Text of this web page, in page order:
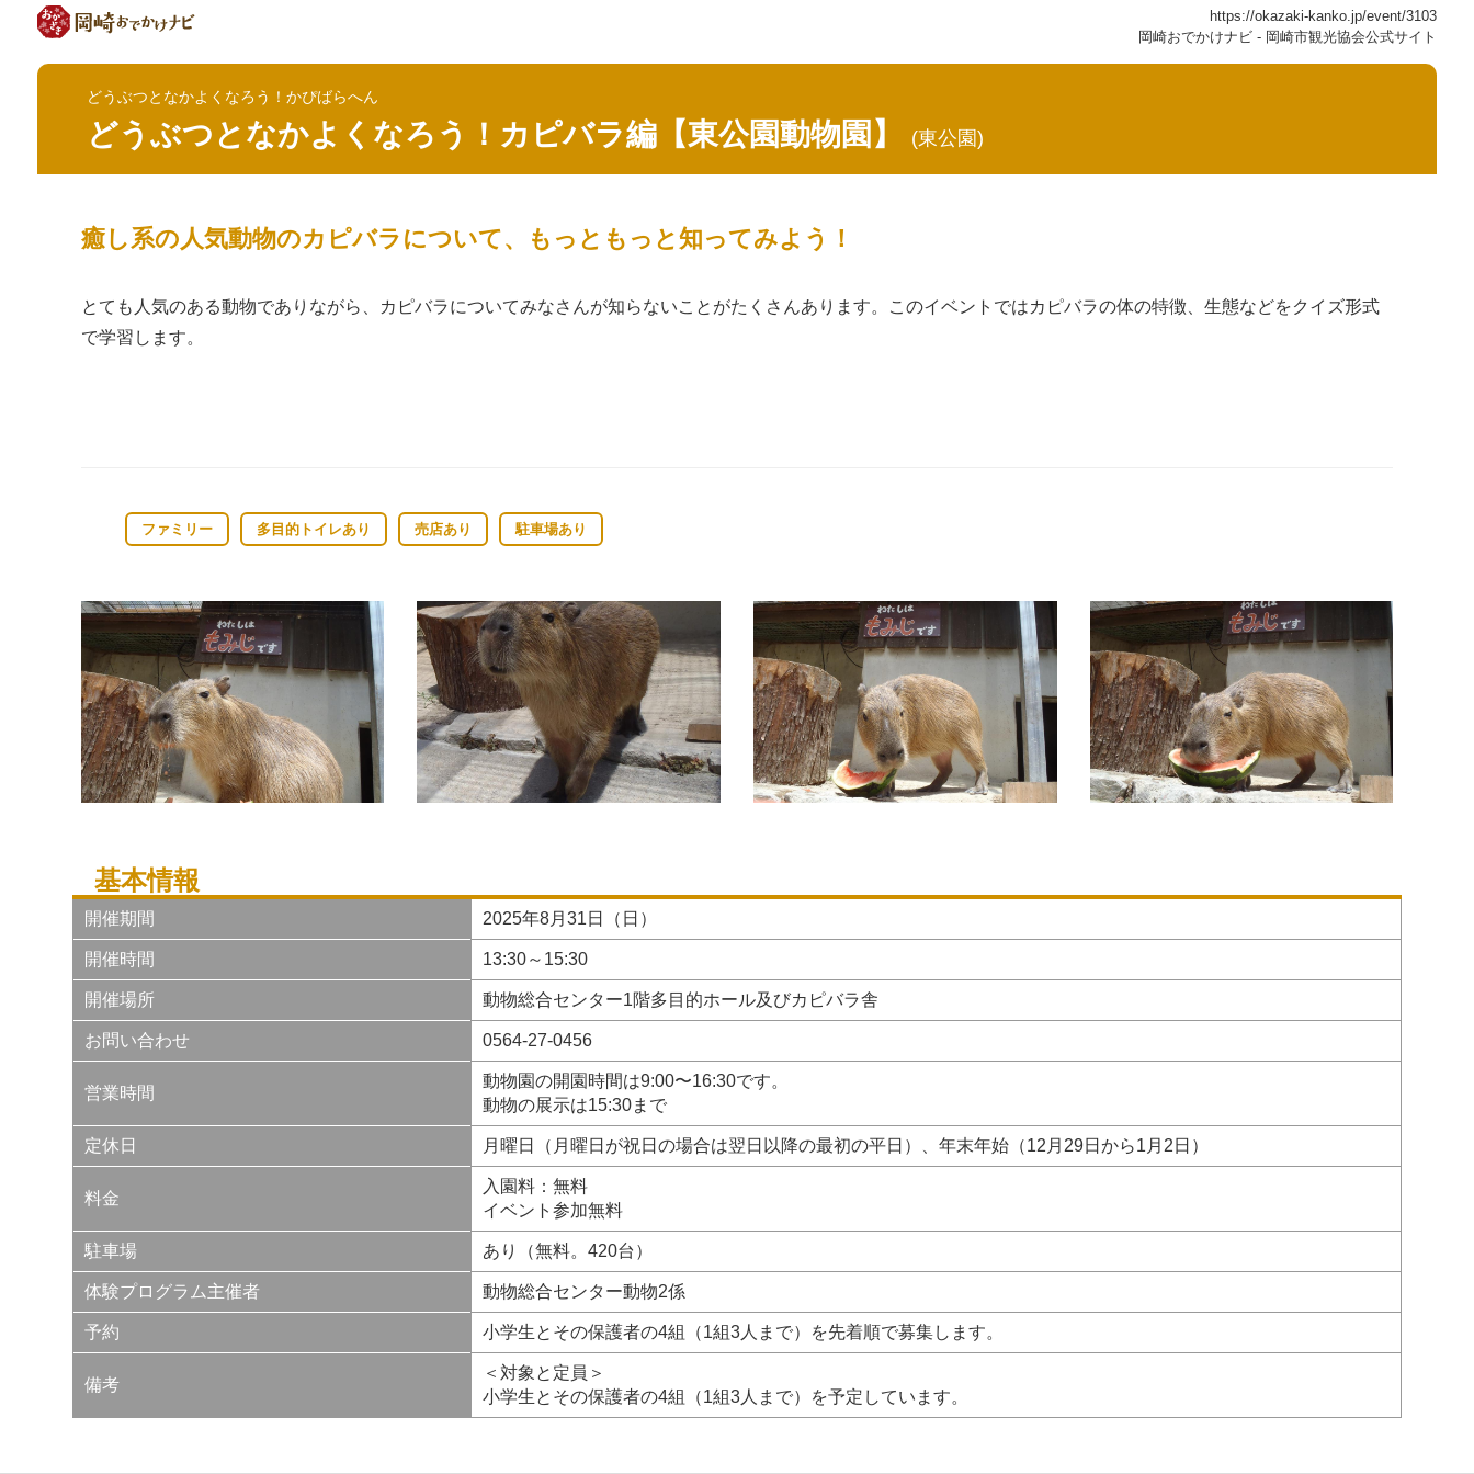
https://okazaki-kanko.jp/event/3103
岡崎おでかけナビ - 岡崎市観光協会公式サイト
どうぶつとなかよくなろう！かぴばらへん
どうぶつとなかよくなろう！カピバラ編【東公園動物園】 (東公園)
癒し系の人気動物のカピバラについて、もっともっと知ってみよう！
とても人気のある動物でありながら、カピバラについてみなさんが知らないことがたくさんあります。このイベントではカピバラの体の特徴、生態などをクイズ形式
で学習します。
ファミリー 多目的トイレあり 売店あり 駐車場あり
基本情報
開催期間 2025年8月31日（日）
開催時間 13:30～15:30
開催場所 動物総合センター1階多目的ホール及びカピバラ舎
お問い合わせ 0564-27-0456
営業時間
動物園の開園時間は9:00〜16:30です。
動物の展示は15:30まで
定休日 月曜日（月曜日が祝日の場合は翌日以降の最初の平日）、年末年始（12月29日から1月2日）
料金
入園料：無料
イベント参加無料
駐車場 あり（無料。420台）
体験プログラム主催者 動物総合センター動物2係
予約 小学生とその保護者の4組（1組3人まで）を先着順で募集します。
備考
＜対象と定員＞
小学生とその保護者の4組（1組3人まで）を予定しています。